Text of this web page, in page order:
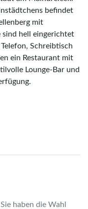
befindet
mit
sind hell eingerichtet
Schreibtisch
ein Restaurant mit
Lounge-Bar und
haben die Wahl